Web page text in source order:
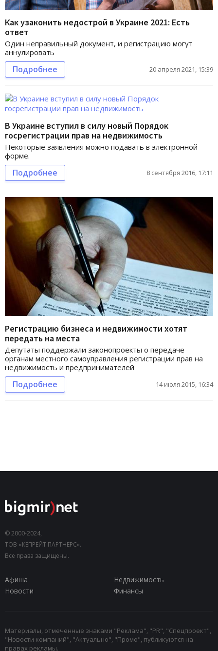
Как узаконить недострой в Украине 2021: Есть
ответ
Один неправильный документ, и регистрацию могут
аннулировать
Подробнее 20 апреля 2021, 15:39
В Украине вступил в силу новый Порядок
госрегистрации прав на недвижимость
Некоторые заявления можно подавать в электронной
форме.
Подробнее 8 сентября 2016, 17:11
Регистрацию бизнеса и недвижимости хотят
передать на места
Депутаты поддержали законопроекты о передаче
органам местного самоуправления регистрации прав на
недвижимость и предпринимателей
Подробнее 14 июля 2015, 16:34
© 2000-2024,
ТОВ «КЕПРЕЙТ ПАРТНЕРС».
Все права защищены.
Афиша
Недвижимость
Новости
Финансы
Материалы, отмеченные знаками "Реклама", "PR", "Спецпроект",
"Новости компаний", "Актуально", "Промо", публикуются на
правах рекламы.